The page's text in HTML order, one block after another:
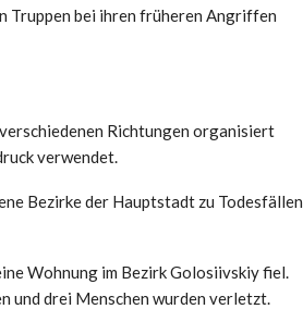
Truppen bei ihren früheren Angriffen
Richtungen organisiert
verwendet.
Bezirke der Hauptstadt zu Todesfällen
Wohnung im Bezirk Golosiivskiy fiel.
und drei Menschen wurden verletzt.